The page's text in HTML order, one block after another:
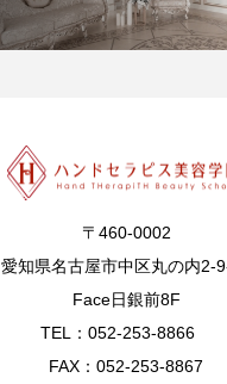
〒460-0002
愛知県名古屋市中区丸の内2-
Face日銀前8F
TEL：052-253-8866
FAX：052-253-8867